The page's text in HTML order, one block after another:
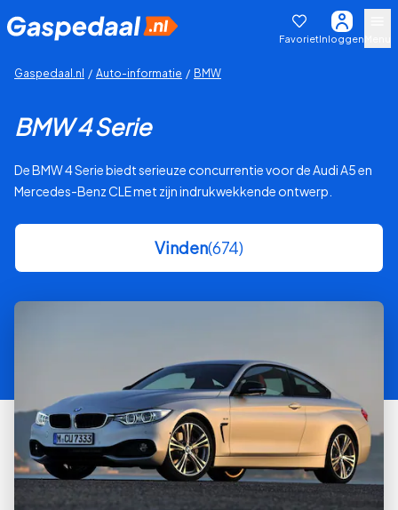
FavorietInloggen
Gaspedaal.nl / Auto-informatie / BMW
BMW 4 Serie
De BMW 4 Serie biedt serieuze concurrentie voor de Audi A5 en
Mercedes-Benz CLE met zijn indrukwekkende ontwerp.
Vinden(674)